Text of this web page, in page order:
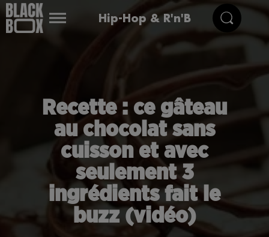
Hip-Hop & R'n'B
Recette : ce gâteau
au chocolat sans
cuisson et avec
seulement 3
ingrédients fait le
buzz (vidéo)